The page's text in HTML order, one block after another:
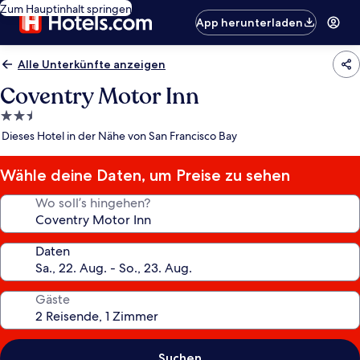
Zum Hauptinhalt springen
App herunterladen
Alle Unterkünfte anzeigen
Coventry Motor Inn
2.5-
Sterne-
Dieses Hotel in der Nähe von San Francisco Bay
Wähle deine Daten, um Preise zu sehen
Wo soll’s hingehen?
Daten
Gäste